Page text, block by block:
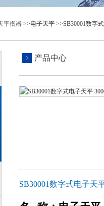
平衡器 >>电子天平 >>SB30001数字
产品中心
SB30001数字式电子天